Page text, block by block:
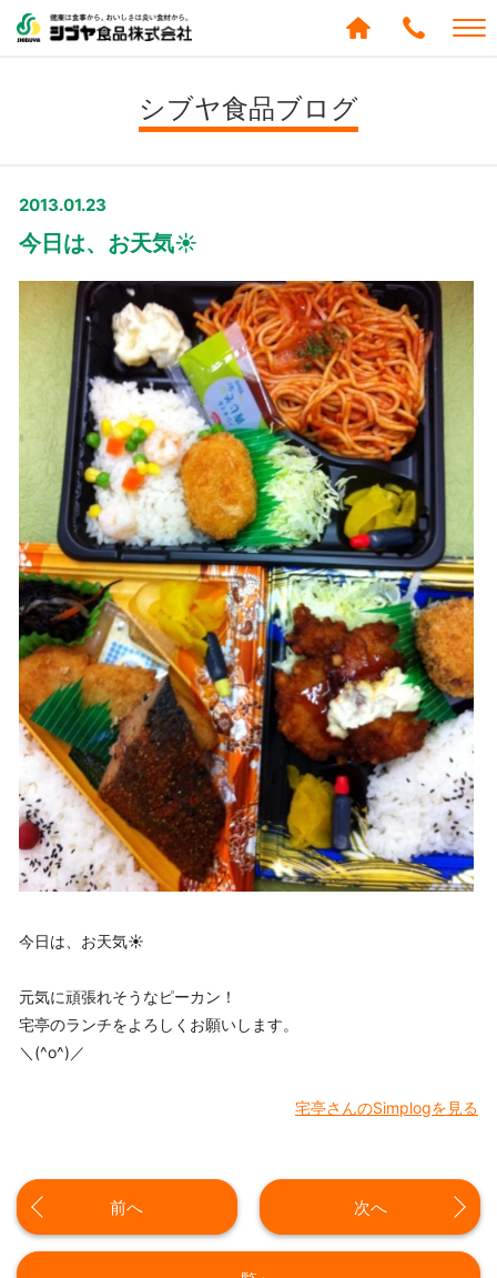
シブヤ食品ブログ
2013.01.23
今日は、お天気☀
今日は、お天気☀
元気に頑張れそうなピーカン！
宅亭のランチをよろしくお願いします。
＼(^o^)／
宅亭さんのSimplogを見る
前へ 次へ